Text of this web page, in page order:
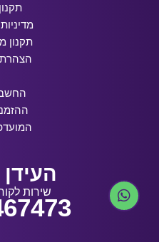
תקנון
הצהרת
שירות